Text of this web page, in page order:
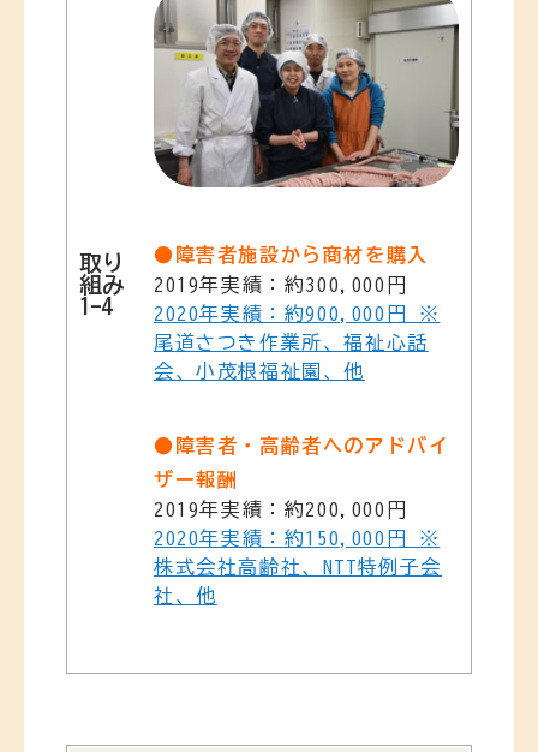
取り
組み
1-4
●障害者施設から商材を購入
2019年実績：約300,000円
2020年実績：約900,000円 ※
尾道さつき作業所、福祉心話
会、小茂根福祉園、他
●障害者・高齢者へのアドバイ
ザー報酬
2019年実績：約200,000円
2020年実績：約150,000円 ※
株式会社高齢社、NTT特例子会
社、他